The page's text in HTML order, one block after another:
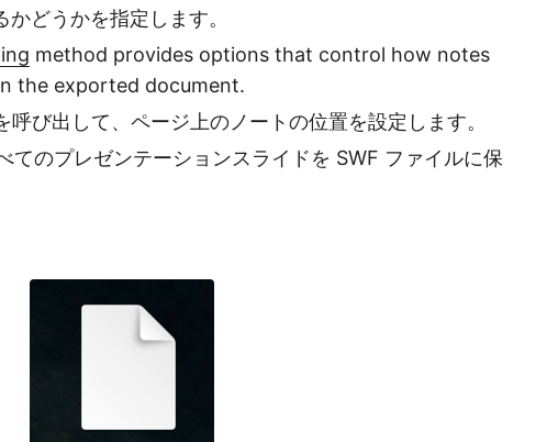
どうかを指定します。
method provides options that control how notes
the exported document.
呼び出して、ページ上のノートの位置を設定します。
てのプレゼンテーションスライドを SWF ファイルに保